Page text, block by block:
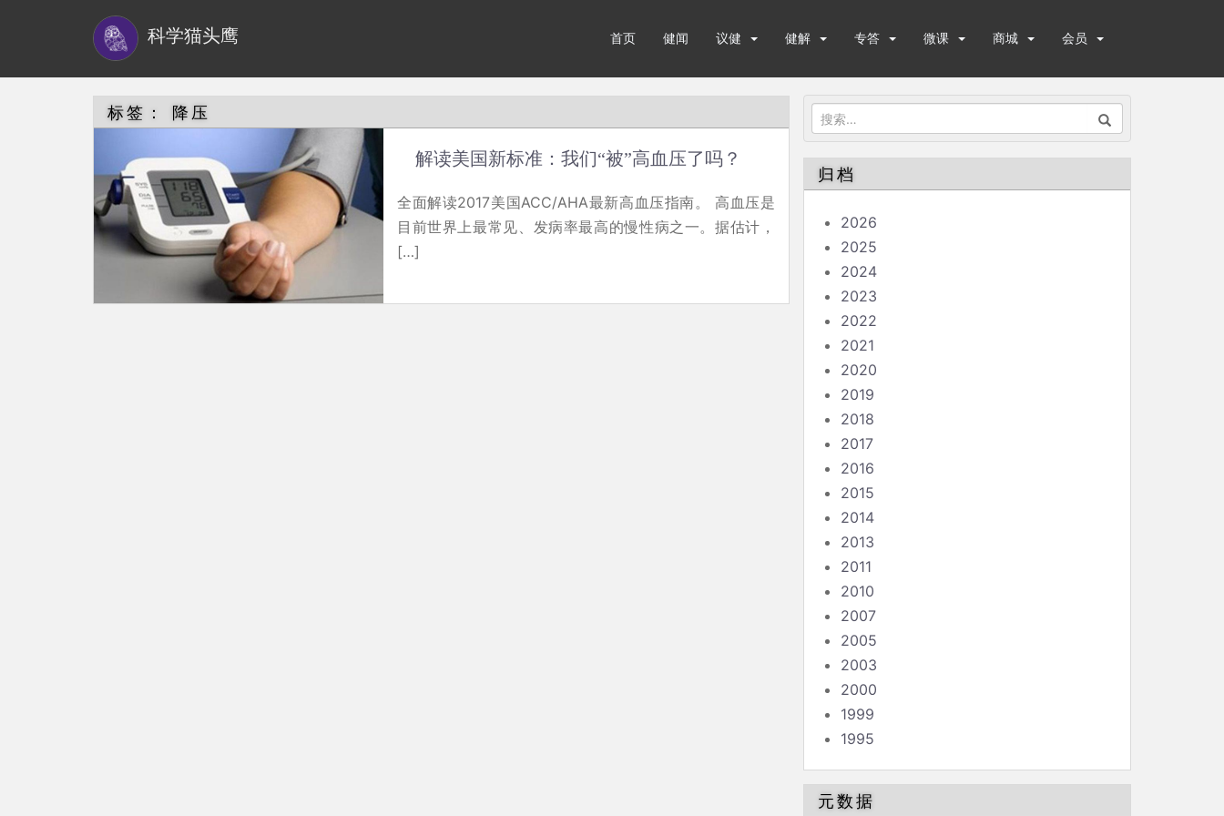
科学猫头鹰 首页 健闻 议健 健解 专答 微课 商城 会员
搜
索：
标签： 降压
解读美国新标准：我们“被”高血压了吗？
全面解读2017美国ACC/AHA最新高血压指南。 高血压是
目前世界上最常见、发病率最高的慢性病之一。据估计，
[…]
归档
2026
2025
2024
2023
2022
2021
2020
2019
2018
2017
2016
2015
2014
2013
2011
2010
2007
2005
2003
2000
1999
1995
元数据